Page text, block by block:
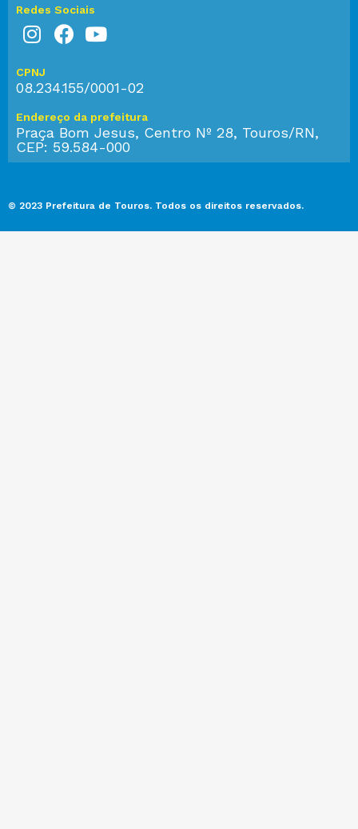
Redes Sociais
CPNJ
08.234.155/0001-02
Endereço da prefeitura
Praça Bom Jesus, Centro Nº 28, Touros/RN,
CEP: 59.584-000
© 2023 Prefeitura de Touros. Todos os direitos reservados.